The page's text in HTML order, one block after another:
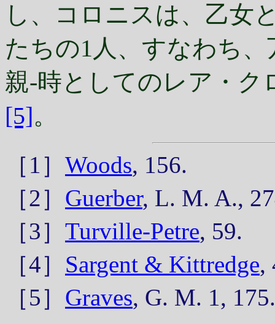
し、コロニスは、乙女
たちの1人、すなわち、
親-時としてのレア・
[5]。
［1］ Woods, 156.
［2］ Guerber, L. M. A.,
［3］ Turville-Petre, 59.
［4］ Sargent & Kittredge,
［5］ Graves, G. M. 1,